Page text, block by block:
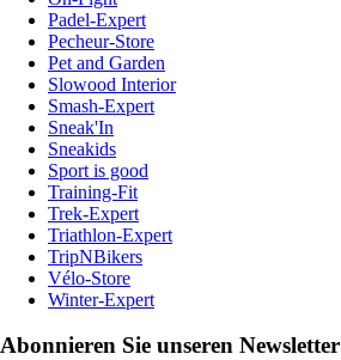
Padel-Expert
Pecheur-Store
Pet and Garden
Slowood Interior
Smash-Expert
Sneak'In
Sneakids
Sport is good
Training-Fit
Trek-Expert
Triathlon-Expert
TripNBikers
Vélo-Store
Winter-Expert
Abonnieren Sie unseren Newsletter